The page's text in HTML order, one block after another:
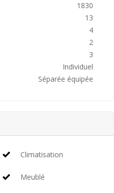
1830
13
4
2
3
Individuel
Séparée équipée
Climatisation
Meublé